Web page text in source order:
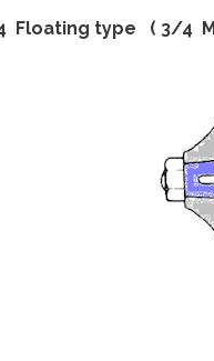
Floating type ( 3/4